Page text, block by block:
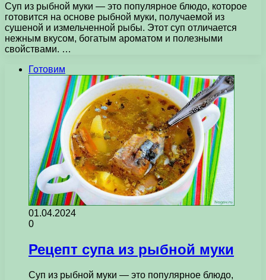
Суп из рыбной муки — это популярное блюдо, которое
готовится на основе рыбной муки, получаемой из
сушеной и измельченной рыбы. Этот суп отличается
нежным вкусом, богатым ароматом и полезными
свойствами. …
Готовим
01.04.2024
0
Рецепт супа из рыбной муки
Суп из рыбной муки — это популярное блюдо,